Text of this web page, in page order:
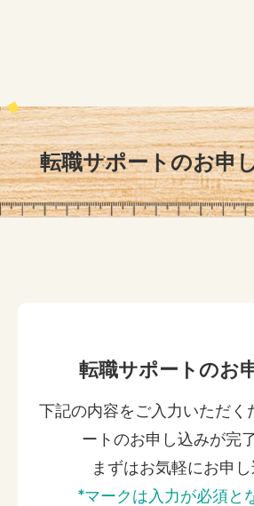
転職サポートのお申
転職サポートのお
下記の内容をご入力いただく
ートのお申し込みが完
まずはお気軽にお申
*マークは入力が必須と